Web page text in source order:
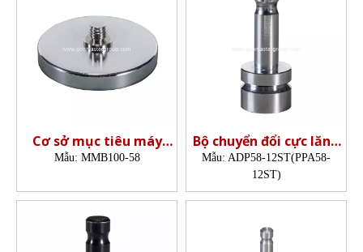
Cơ sở mục tiêu máy
quét
Mẫu: MMB100-58
Bộ chuyển đổi cực lăng
kính
Mẫu: ADP58-12ST(PPA58-
12ST)